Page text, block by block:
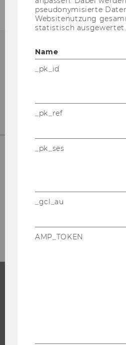
1020 Wien
pseudonymisierte
Websitenutzung
statistisch ausgewertet.
Name
_pk_id
_pk_ref
_pk_ses
_gcl_au
AMP_TOKEN